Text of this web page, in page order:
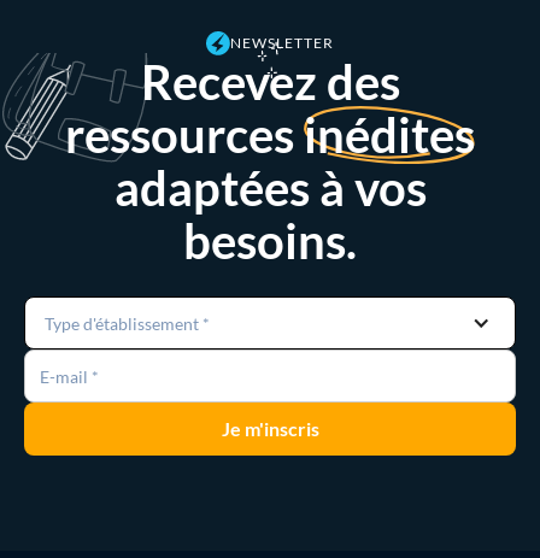
NEWSLETTER
Recevez des
ressourcesinédites
adaptées à vos
besoins.
Type d'établissement *